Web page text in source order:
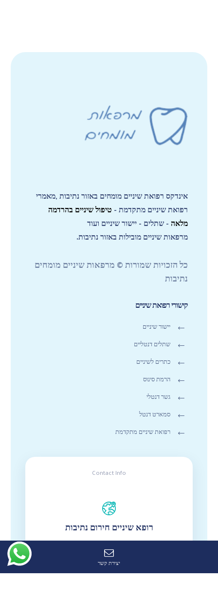
אינדקס רפואת שיניים מומחים באזור נתיבות ,מאמרי
רפואת שיניים מתקדמת - טיפול שיניים בהרדמה
מלאה - שתלים - יישור שיניים ועוד
מרפאות שיניים מובילות באזור נתיבות.
כל הזכויות שמורות © מרפאות שיניים מומחים
נתיבות
קישורי רפואת שיניים
יישור שיניים
שתלים דנטליים
כתרים לשיניים
הרמת סינוס
גשר דנטלי
סמארט דנטל
רפואת שיניים מתקדמת
Contact Info
רופא שיניים חירום נתיבות
יצירת קשר